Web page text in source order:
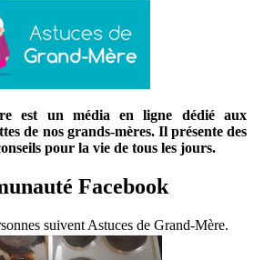
est un média en ligne dédié aux
de nos grands-mères. Il présente des
pour la vie de tous les jours.
Facebook
suivent Astuces de Grand-Mère.